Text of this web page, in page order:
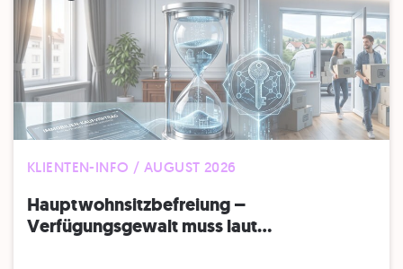
KLIENTEN-INFO / AUGUST 2026
Hauptwohnsitz​­befreiung –
Verfügungsgewalt muss laut...